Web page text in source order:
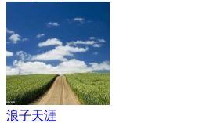
浪子天涯